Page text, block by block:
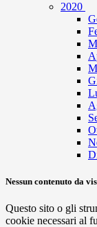
2020
Nessun contenuto da
Questo sito o gli
cookie necessari al